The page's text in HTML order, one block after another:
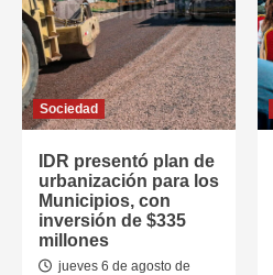
Sociedad
IDR presentó plan de
urbanización para los
Municipios, con
inversión de $335
millones
jueves 6 de agosto de